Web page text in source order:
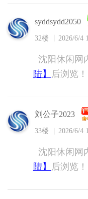
syddsydd2050
32楼 2026/6/4
沈阳休闲网
陆】
后浏览！
刘公子2023
33楼 2026/6/4
沈阳休闲网
陆】
后浏览！